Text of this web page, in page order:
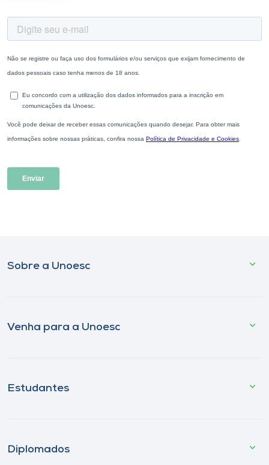
Sobre a Unoesc
Venha para a Unoesc
Estudantes
Diplomados